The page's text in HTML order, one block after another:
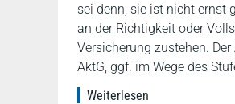
sei denn, sie ist nicht ernst
an der Richtigkeit oder
Versicherung zustehen.
AktG, ggf. im Wege des
Weiterlesen